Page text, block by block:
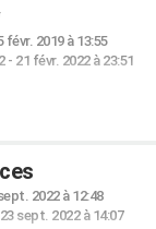
févr. 2019 à 13:55
- 21 févr. 2022 à 23:51
2022 à 12:48
23 sept. 2022 à 14:07